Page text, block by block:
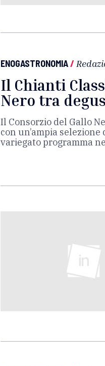
ENOGASTRONOMIA/
Il Chianti
Nero tra
Il Consorzio del Gallo
con un’ampia
variegato programma